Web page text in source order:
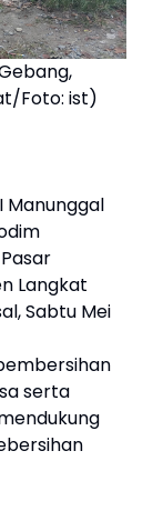
Foto: ist)
Manunggal
Langkat
Sabtu Mei
serta